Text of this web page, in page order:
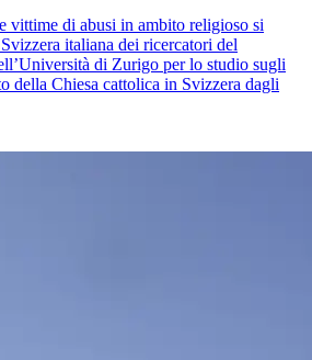
vittime di abusi in ambito religioso si
italiana dei ricercatori del
di Zurigo per lo studio sugli
della Chiesa cattolica in Svizzera dagli